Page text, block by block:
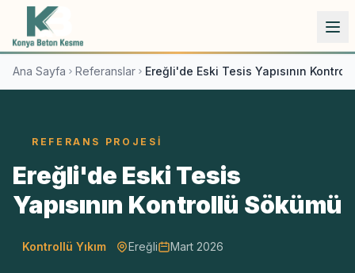
İçeriğe atla
Ana Sayfa Referanslar Ereğli'de Eski Tesis Yapısının
REFERANS PROJESI
Ereğli'de Eski Tesis
Yapısının Kontrollü Sökümü
Kontrollü Yıkım Ereğli Mart 2026